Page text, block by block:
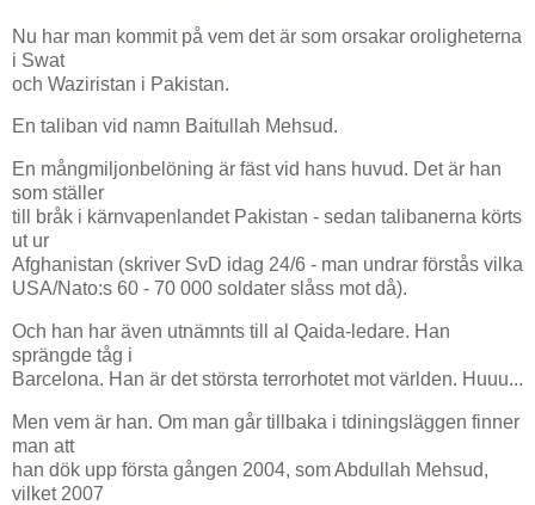
Nu har man kommit på vem det är som orsakar oroligheterna
i Swat
och Waziristan i Pakistan.
En taliban vid namn Baitullah Mehsud.
En mångmiljonbelöning är fäst vid hans huvud. Det är han
som ställer
till bråk i kärnvapenlandet Pakistan - sedan talibanerna körts
ut ur
Afghanistan (skriver SvD idag 24/6 - man undrar förstås vilka
USA/Nato:s 60 - 70 000 soldater slåss mot då).
Och han har även utnämnts till al Qaida-ledare. Han
sprängde tåg i
Barcelona. Han är det största terrorhotet mot världen. Huuu...
Men vem är han. Om man går tillbaka i tdiningsläggen finner
man att
han dök upp första gången 2004, som Abdullah Mehsud,
vilket 2007